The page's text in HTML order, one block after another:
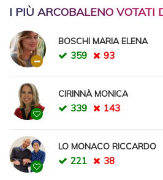
I PIÙ ARCOBALENO VOTATI
BOSCHI MARIA ELENA
359 93
CIRINNÀ MONICA
339 143
LO MONACO RICCARDO
221 38